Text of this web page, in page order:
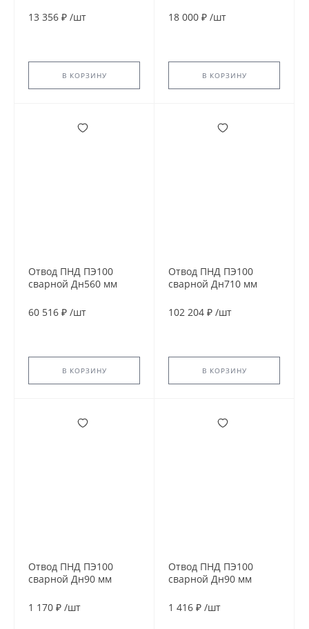
13 356 ₽ /шт
В КОРЗИНУ
18 000 ₽ /шт
В КОРЗИНУ
Отвод ПНД ПЭ100
сварной Дн560 мм
60 516 ₽ /шт
В КОРЗИНУ
Отвод ПНД ПЭ100
сварной Дн710 мм
102 204 ₽ /шт
В КОРЗИНУ
Отвод ПНД ПЭ100
сварной Дн90 мм
1 170 ₽ /шт
Отвод ПНД ПЭ100
сварной Дн90 мм
1 416 ₽ /шт